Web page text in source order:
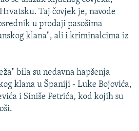
Taj čovjek je, navode
u prodaji pasošima
klana", ali i kriminalcima iz
bila su nedavna hapšenja
klana u Španiji - Luke Bojovića,
i Siniše Petrića, kod kojih su